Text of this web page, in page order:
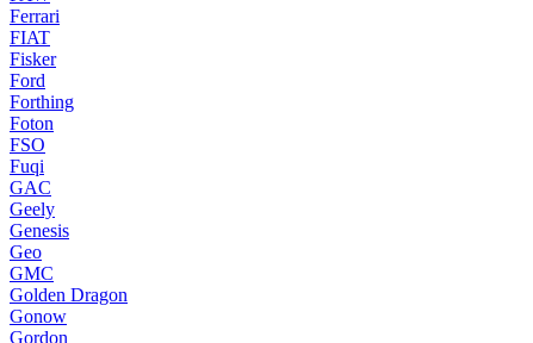
Ferrari
FIAT
Fisker
Ford
Forthing
Foton
FSO
Fuqi
GAC
Geely
Genesis
Geo
GMC
Golden Dragon
Gonow
Gordon